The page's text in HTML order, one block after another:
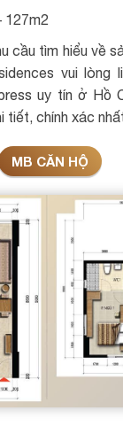
127m2
cầu tìm hiểu về
vui lòng
uy tín ở Hồ
tiết, chính xác
MB CĂN HỘ